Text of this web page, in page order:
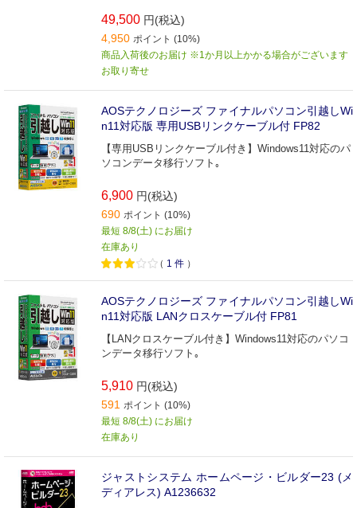
49,500 円(税込)
4,950 ポイント (10%)
商品入荷後のお届け ※1か月以上かかる場合がございます
お取り寄せ
AOSテクノロジーズ ファイナルパソコン引越しWi
n11対応版 専用USBリンクケーブル付 FP82
【専用USBリンクケーブル付き】Windows11対応のパ
ソコンデータ移行ソフト｡
6,900 円(税込)
690 ポイント (10%)
最短 8/8(土) にお届け
在庫あり
（ 1 件 ）
AOSテクノロジーズ ファイナルパソコン引越しWi
n11対応版 LANクロスケーブル付 FP81
【LANクロスケーブル付き】Windows11対応のパソコ
ンデータ移行ソフト｡
5,910 円(税込)
591 ポイント (10%)
最短 8/8(土) にお届け
在庫あり
ジャストシステム ホームページ・ビルダー23 (メ
ディアレス) A1236632